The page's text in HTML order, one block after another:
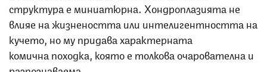
структура е миниатюрна. Хондроплазията не
влияе на жизнеността или интелигентността на
кучето, но му придава характерната
комична походка, която е толкова очарователна и